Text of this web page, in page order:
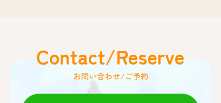
Contact/Reserve
お問い合わせ/ご予約